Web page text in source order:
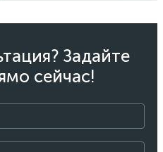
Задайте
сейчас!